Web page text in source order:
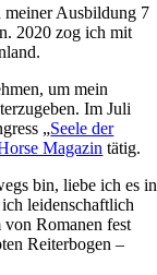
meiner Ausbildung 7
2020 zog ich mit
um mein
Im Juli
„Seele der
Magazin tätig.
bin, liebe ich es in
leidenschaftlich
Romanen fest
Reiterbogen –